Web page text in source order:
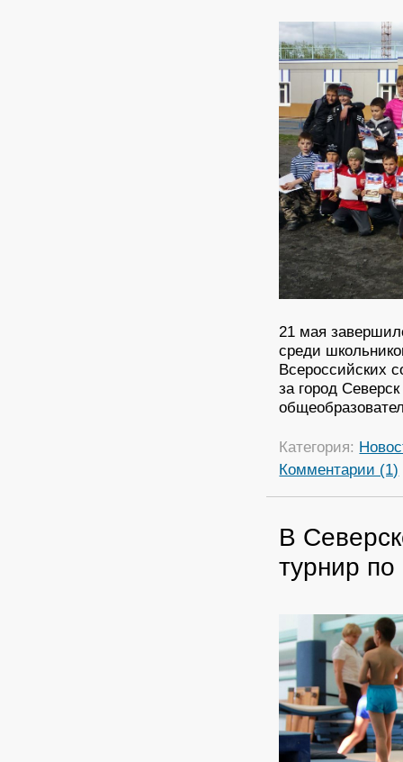
21 мая
среди
Всероссийских
за город
Категория:
Комментарии (1)
В
турнир по